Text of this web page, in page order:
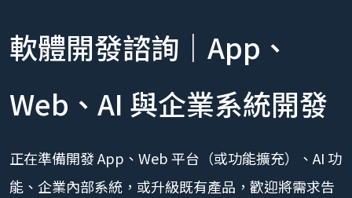
軟體開發諮詢｜App、
Web、AI 與企業系統開發
正在準備開發 App、Web 平台（或功能擴充）、AI 功
能、企業內部系統，或升級既有產品，歡迎將需求告